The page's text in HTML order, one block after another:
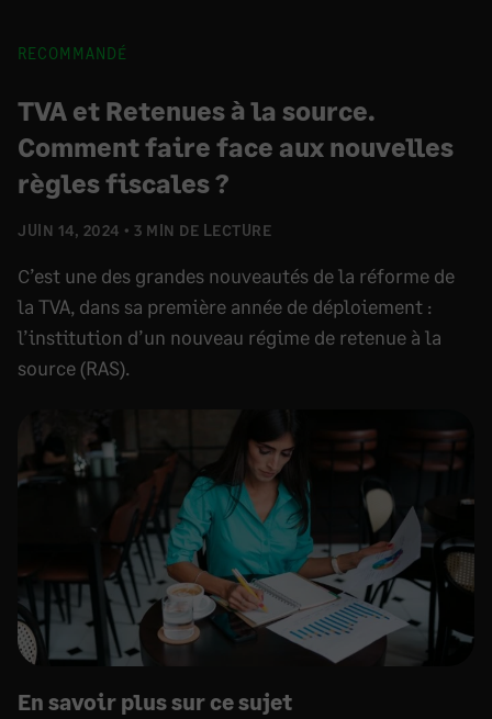
RECOMMANDÉ
JUIN 14, 2024 3 MIN DE LECTURE
TVA et Retenues à la source.
Comment faire face aux nouvelles
règles fiscales ?
C’est une des grandes nouveautés de la réforme de
la TVA, dans sa première année de déploiement :
l’institution d’un nouveau régime de retenue à la
source (RAS).
En savoir plus sur ce sujet